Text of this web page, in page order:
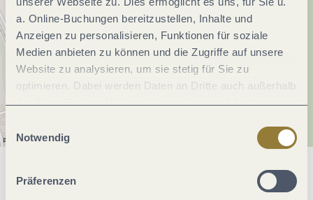
a. Online-Buchungen bereitzustellen, Inhalte und
Anzeigen zu personalisieren, Funktionen für soziale
Medien anbieten zu können und die Zugriffe auf unsere
Website zu analysieren, um sie stetig für Sie zu
optimieren. Dabei werden Daten an Dritte auch außerhalb
der Europäischen Union weitergegeben und dort
jederzeit widerrufen werden. Mit der Auswahl "Alle
ablehnen" kann es zu Beeinträchtigungen in der Nutzung
Notwendig
Präferenzen
Allgemeine Informationen